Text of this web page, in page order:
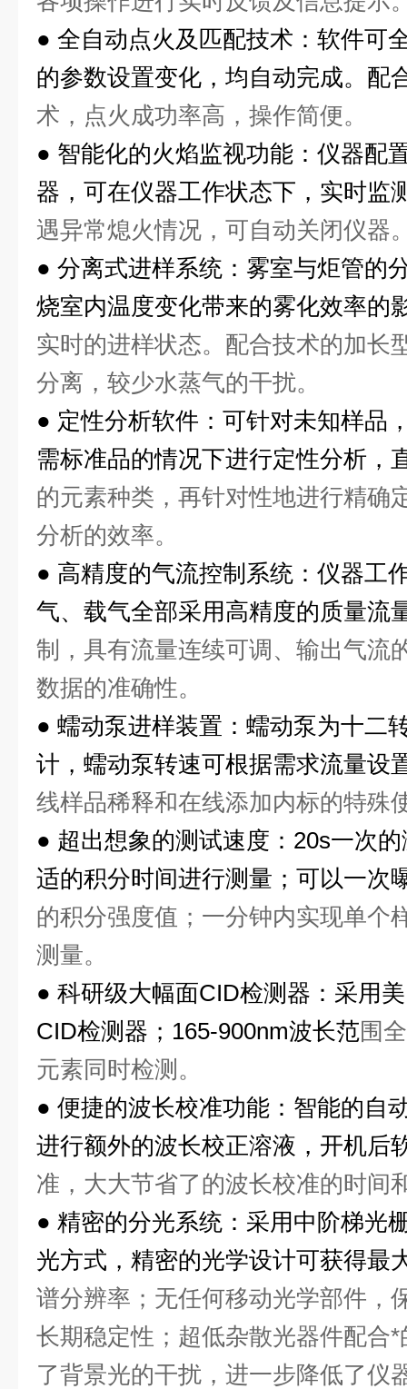
● 全自动点火及匹配技术：软件可
的参数设置变化，均自动完成。配
术，点火成功率高，操作简便。
● 智能化的火焰监视功能：仪器配
器，可在仪器工作状态下，实时监
遇异常熄火情况，可自动关闭仪器
● 分离式进样系统：雾室与炬管的
烧室内温度变化带来的雾化效率的
实时的进样状态。配合技术的加长
分离，较少水蒸气的干扰。
● 定性分析软件：可针对未知样品
需标准品的情况下进行定性分析，
的元素种类，再针对性地进行精确
分析的效率。
● 高精度的气流控制系统：仪器工
气、载气全部采用高精度的质量流
制，具有流量连续可调、输出气流
数据的准确性。
● 蠕动泵进样装置：蠕动泵为十二
计，蠕动泵转速可根据需求流量设
线样品稀释和在线添加内标的特殊
● 超出想象的测试速度： 20s一次
适的积分时间进行测量；可以一次
的积分强度值；一分钟内实现单个
测量。
● 科研级大幅面CID检测器：采用
CID检测器；165-900nm波长范围
元素同时检测。
● 便捷的波长校准功能：智能的自
进行额外的波长校正溶液，开机后
准，大大节省了的波长校准的时间
● 精密的分光系统：采用中阶梯光
光方式，精密的光学设计可获得最
谱分辨率；无任何移动光学部件，
长期稳定性；超低杂散光器件配合
了背景光的干扰，进一步降低了仪